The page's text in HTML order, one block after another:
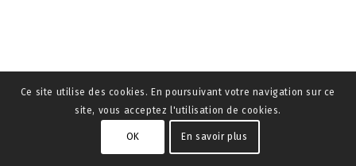
Ce site utilise des cookies. En poursuivant votre navigation sur ce
site, vous acceptez l'utilisation de cookies.
OK En savoir plus